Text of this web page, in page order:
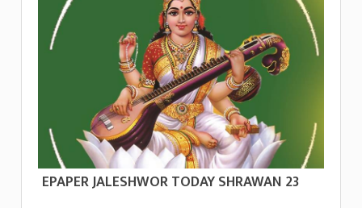
EPAPER JALESHWOR TODAY SHRAWAN 23